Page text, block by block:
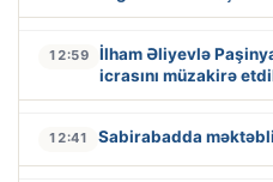
12:59
İlham Əliyevlə
icrasını müzakirə
12:41 Sabirabadda məktəbli